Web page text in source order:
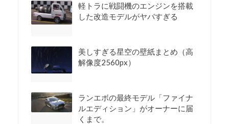
軽トラに戦闘機のエンジンを搭載
した改造モデルがヤバすぎる
美しすぎる星空の壁紙まとめ（高
解像度2560px）
ランエボの最終モデル「ファイナ
ルエディション」がオーナーに届
くまで。